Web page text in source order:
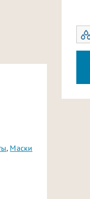
, Маски